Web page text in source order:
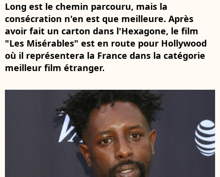
Long est le chemin parcouru, mais la
consécration n'en est que meilleure. Après
avoir fait un carton dans l'Hexagone, le film
"Les Misérables" est en route pour Hollywood
où il représentera la France dans la catégorie
meilleur film étranger.